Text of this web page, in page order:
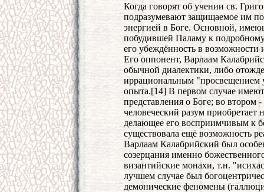
Когда говорят об учении св.
подразумевают защищаемое им
энергией в Боге. Основной,
побудившей Паламу к
его убеждённость в возможности
Его оппонент, Варлаам
обычной диалектики, либо
иррациональным "просвещением
опыта.[14] В первом случае
представления о Боге; во втором
человеческий разум
делающее его восприимчивым к
существовала ещё возможность
Варлаам Калабрийский был
созерцания именно
византийские монахи, т.н.
лучшем случае был
демонические феномены